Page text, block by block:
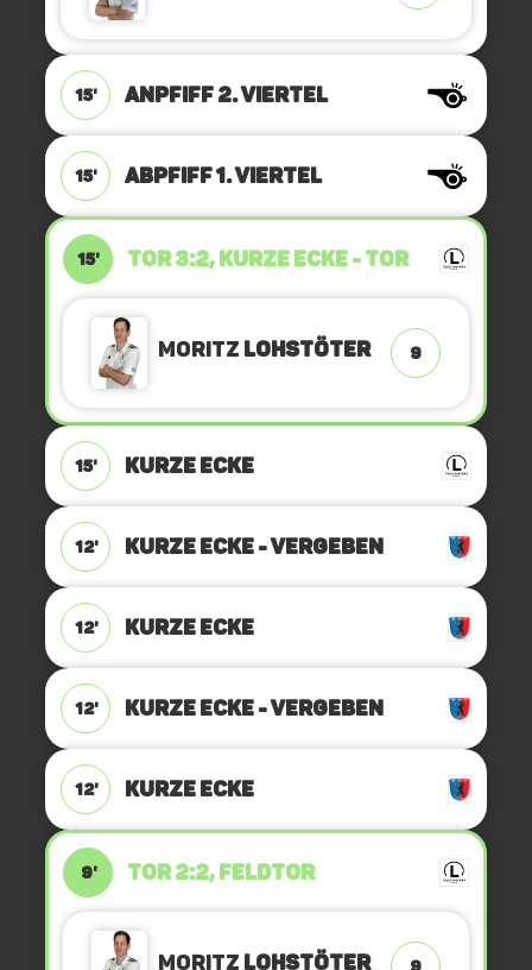
15' ANPFIFF 2. Viertel
15' ABPFIFF 1. Viertel
15' TOR 3:2, KURZE ECKE - TOR
Moritz Lohstöter 9
15' KURZE ECKE
12' KURZE ECKE - VERGEBEN
12' KURZE ECKE
12' KURZE ECKE - VERGEBEN
12' KURZE ECKE
9' TOR 2:2, FELDTOR
Moritz Lohstöter